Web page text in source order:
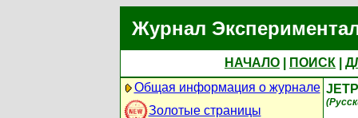
Журнал
НАЧАЛО ПОИСК
Общая информация о журнале
Золотые страницы